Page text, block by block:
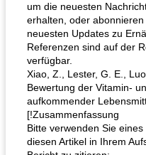
um die neuesten
erhalten, oder
neuesten Updates zu
Referenzen sind auf der
verfügbar.
Xiao, Z., Lester, G. E.,
Bewertung der Vitamin-
aufkommender
[!Zusammenfassung
Bitte verwenden Sie
diesen Artikel in Ihrem